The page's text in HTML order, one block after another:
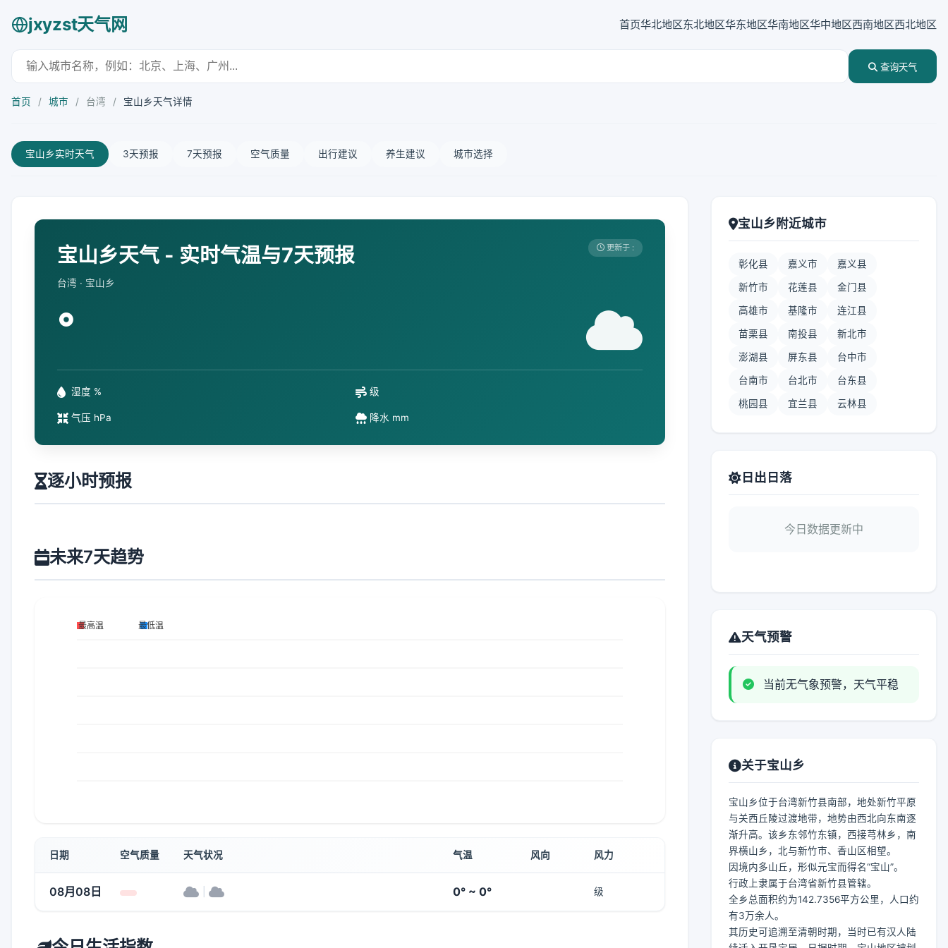
jxyzst天气网 首页华北地区东北地区华东地区华南地区华中地区西南地区西北地区
查询天气
首页 / 城市 / 台湾 / 宝山乡天气详情
宝山乡实时天气 3天预报 7天预报 空气质量 出行建议 养生建议 城市选择
宝山乡天气 - 实时气温与7天预报
台湾 · 宝山乡
更新于 :
°
湿度 % 级
气压 hPa 降水 mm
逐小时预报
未来7天趋势
日期 空气质量 天气状况 气温 风向 风力
08月08日 0° ~ 0° 级
宝山乡附近城市
彰化县 嘉义市 嘉义县
新竹市 花莲县 金门县
高雄市 基隆市 连江县
苗栗县 南投县 新北市
澎湖县 屏东县 台中市
台南市 台北市 台东县
桃园县 宜兰县 云林县
日出日落
今日数据更新中
天气预警
当前无气象预警，天气平稳
关于宝山乡
宝山乡位于台湾新竹县南部，地处新竹平原
与关西丘陵过渡地带，地势由西北向东南逐
渐升高。该乡东邻竹东镇，西接芎林乡，南
界横山乡，北与新竹市、香山区相望。
因境内多山丘，形似元宝而得名“宝山”。
行政上隶属于台湾省新竹县管辖。
全乡总面积约为142.7356平方公里，人口约
有3万余人。
其历史可追溯至清朝时期，当时已有汉人陆